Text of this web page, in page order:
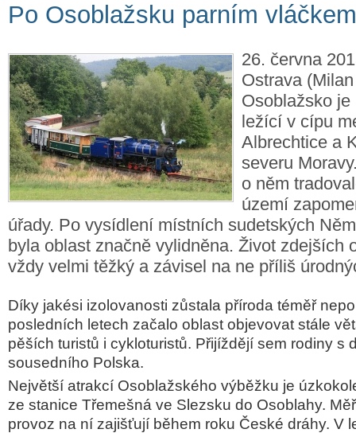
Po Osoblažsku parním vláčkem
26. června
Ostrava
Osoblažsko je
ležící v cípu
Albrechtice a
severu
o něm
území
úřady. Po vysídlení místních sudetských
byla oblast značně vylidněna. Život zdejších
vždy velmi těžký a závisel na ne příliš
Díky jakési izolovanosti zůstala příroda téměř
posledních letech začalo oblast objevovat stále
pěších turistů i cykloturistů. Přijíždějí sem rodiny s
sousedního Polska.
Největší atrakcí Osoblažského výběžku je
ze stanice Třemešná ve Slezsku do Osoblahy.
provoz na ní zajišťují během roku České dráhy. V